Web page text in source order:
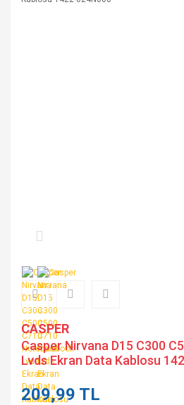
CASPER
Casper Nirvana D15 C300
Lvds Ekran Data Kablosu
209,99 TL